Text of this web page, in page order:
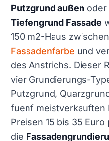
Putzgrund außen oder
Tiefengrund Fassade
150 m2-Haus
Fassadenfarbe und
des Anstrichs. Dieser
vier Grundierungs-
Putzgrund,
fuenf meistverkauften
Preisen 15 bis 35
die